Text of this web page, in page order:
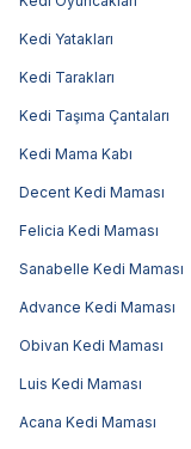
Kedi Yatakları
Kedi Tarakları
Kedi Taşıma Çantaları
Kedi Mama Kabı
Decent Kedi Maması
Felicia Kedi Maması
Sanabelle Kedi Maması
Advance Kedi Maması
Obivan Kedi Maması
Luis Kedi Maması
Acana Kedi Maması